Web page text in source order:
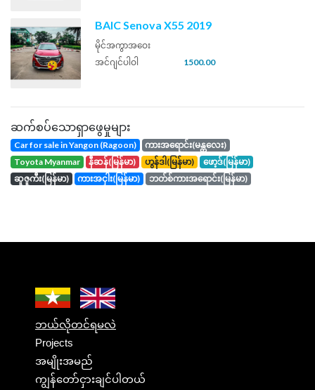
BAIC Senova X55 2019
မိုင်အကွာအဝေး
အင်ဂျင်ပါဝါ
1500.00
ဆက်စပ်သောရှာဖွေမှုများ
Car for sale in Yangon (Ragoon)
ကားအရောင်း(မန္တလေး)
toyota Myanmar
နီဆန်(မြန်မာ) ဟွန်ဒါ(မြန်မာ)
ဖော့ဒ်(မြန်မာ)
ဆူဇူကီး(မြန်မာ)
ကားအငှါး(မြန်မာ) ဘတ်စ်ကားအရောင်း(မြန်မာ)
ဘယ်လိုတင်ရမလဲ
Projects
အမျိုးအမည်
ကျွန်တော်ငှားချင်ပါတယ်